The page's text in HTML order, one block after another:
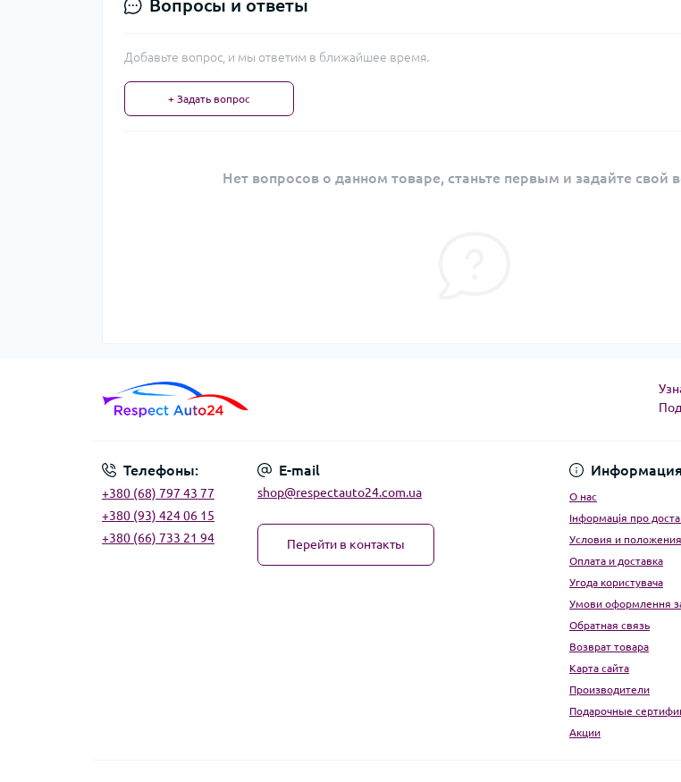
Вопросы и ответы
Добавьте вопрос, и мы ответим в ближайшее время.
+ Задать вопрос
Нет вопросов о данном товаре, станьте первым и задайте свой
Телефоны:
+380 (68) 797 43 77
+380 (93) 424 06 15
+380 (66) 733 21 94
E-mail
shop@respectauto24.com.ua
Перейти в контакты
Информация
О нас
Інформація про
Условия и положения
Оплата и доставка
Угода користувача
Умови оформлення
Обратная связь
Возврат товара
Карта сайта
Производители
Подарочные
Акции